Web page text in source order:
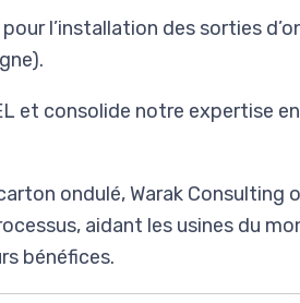
l’installation des sorties
et consolide notre expertise
ondulé, Warak Consulting
aidant les usines du
bénéfices.